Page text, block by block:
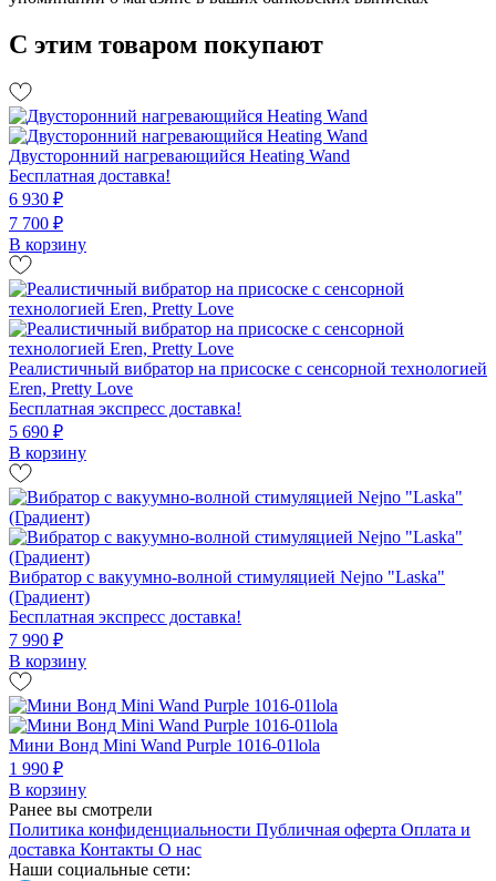
С этим товаром покупают
Двусторонний нагревающийся Heating Wand
Бесплатная доставка!
6 930 ₽
7 700 ₽
В корзину
Реалистичный вибратор на присоске c сенсорной технологией
Eren, Pretty Love
Бесплатная экспресс доставка!
5 690 ₽
В корзину
Вибратор с вакуумно-волной стимуляцией Nejno "Laska"
(Градиент)
Бесплатная экспресс доставка!
7 990 ₽
В корзину
Мини Вонд Mini Wand Purple 1016-01lola
1 990 ₽
В корзину
Ранее вы смотрели
Политика конфиденциальности Публичная оферта Оплата и
доставка Контакты О нас
Наши социальные сети: